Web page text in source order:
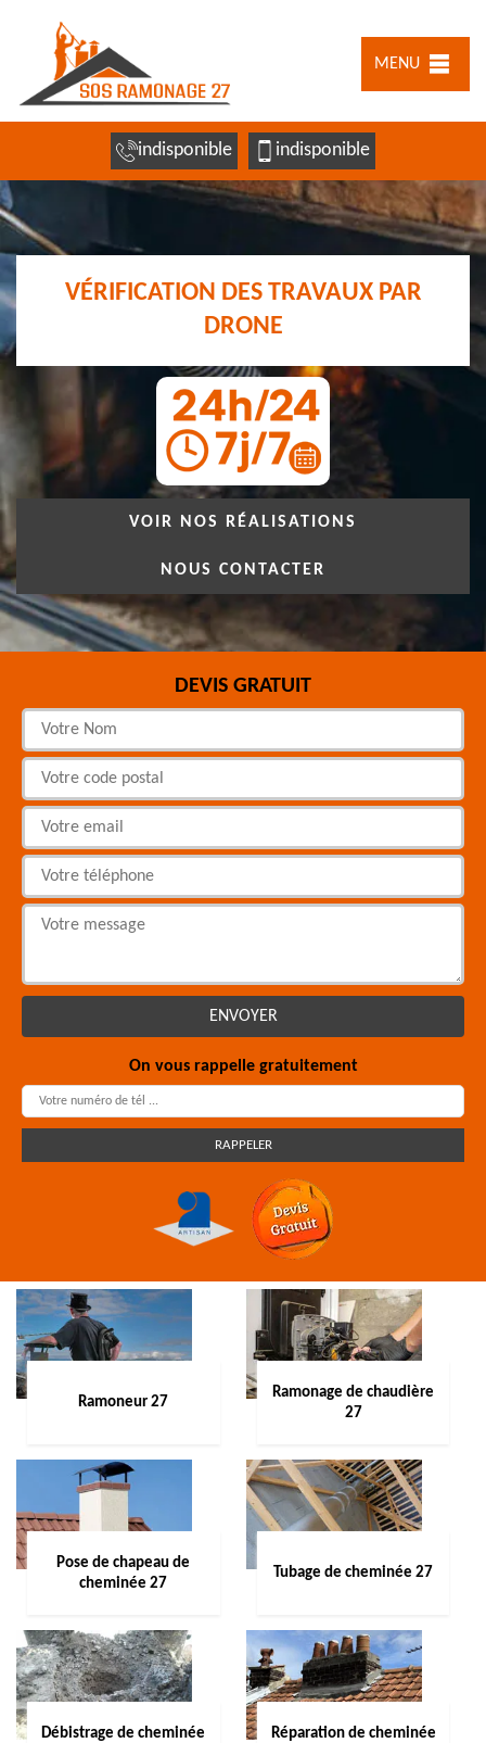
MENU
indisponible indisponible
VÉRIFICATION DES TRAVAUX PAR
DRONE
VOIR NOS RÉALISATIONS
NOUS CONTACTER
DEVIS GRATUIT
On vous rappelle gratuitement
Ramoneur 27
Ramonage de chaudière
27
Pose de chapeau de
cheminée 27
Tubage de cheminée 27
Débistrage de cheminée
Réparation de cheminée